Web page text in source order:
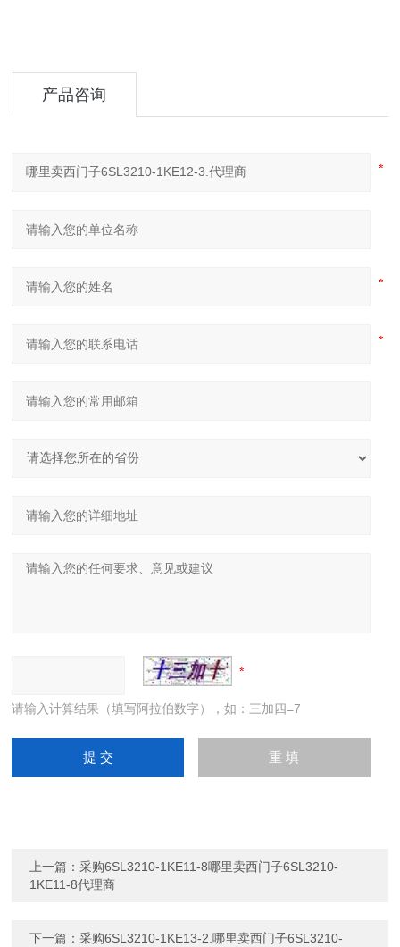
产品咨询
请输入计算结果（填写阿拉伯数字），如：三加四=7
上一篇：采购6SL3210-1KE11-8哪里卖西门子6SL3210-
1KE11-8代理商
下一篇：采购6SL3210-1KE13-2.哪里卖西门子6SL3210-